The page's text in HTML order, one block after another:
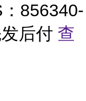
856340-
后付 查